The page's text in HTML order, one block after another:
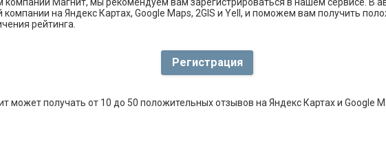
компании на Яндекс Картах, Google Maps, 2GIS и Yell, и поможем вам получить
рейтинга.
Регистрация
может получать от 10 до 50 положительных отзывов на Яндекс Картах и Google